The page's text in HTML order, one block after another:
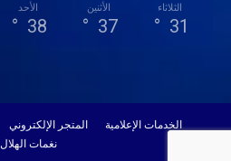
الأحد
38
°
الأثنين
37
°
الثلاثاء
31
°
الخدمات الإعلامية المتجر الإلكتروني
نغمات الهلال